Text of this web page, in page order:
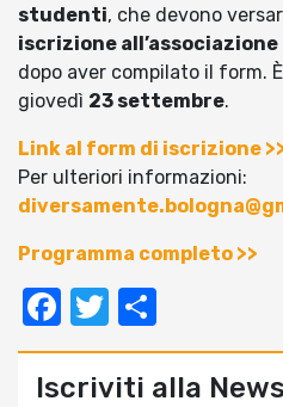
studenti, che devono
iscrizione
dopo aver compilato il form.
giovedì 23 settembre.
Link al form di iscrizione
Per ulteriori informazioni:
Programma completo >>
Facebook
Twitter
Iscriviti alla